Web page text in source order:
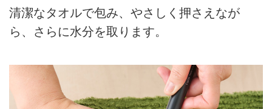
清潔なタオルで包み、やさしく押さえなが
ら、さらに水分を取ります。